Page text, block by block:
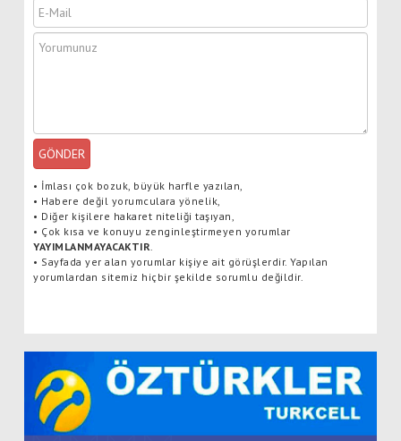
GÖNDER
• İmlası çok bozuk, büyük harfle yazılan,
• Habere değil yorumculara yönelik,
• Diğer kişilere hakaret niteliği taşıyan,
• Çok kısa ve konuyu zenginleştirmeyen yorumlar
YAYIMLANMAYACAKTIR
• Sayfada yer alan yorumlar kişiye ait görüşlerdir. Yapılan
yorumlardan sitemiz hiçbir şekilde sorumlu değildir.